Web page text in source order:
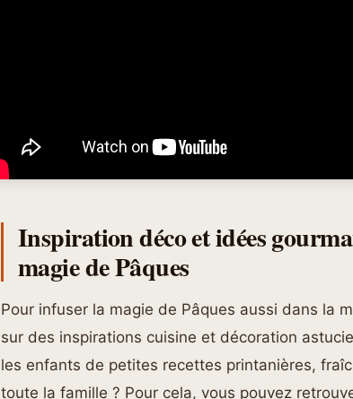
Inspiration déco et idées
magie de Pâques
Pour infuser la magie de Pâques aussi dans la
sur des inspirations cuisine et décoration
les enfants de petites recettes printanières,
toute la famille ? Pour cela, vous pouvez